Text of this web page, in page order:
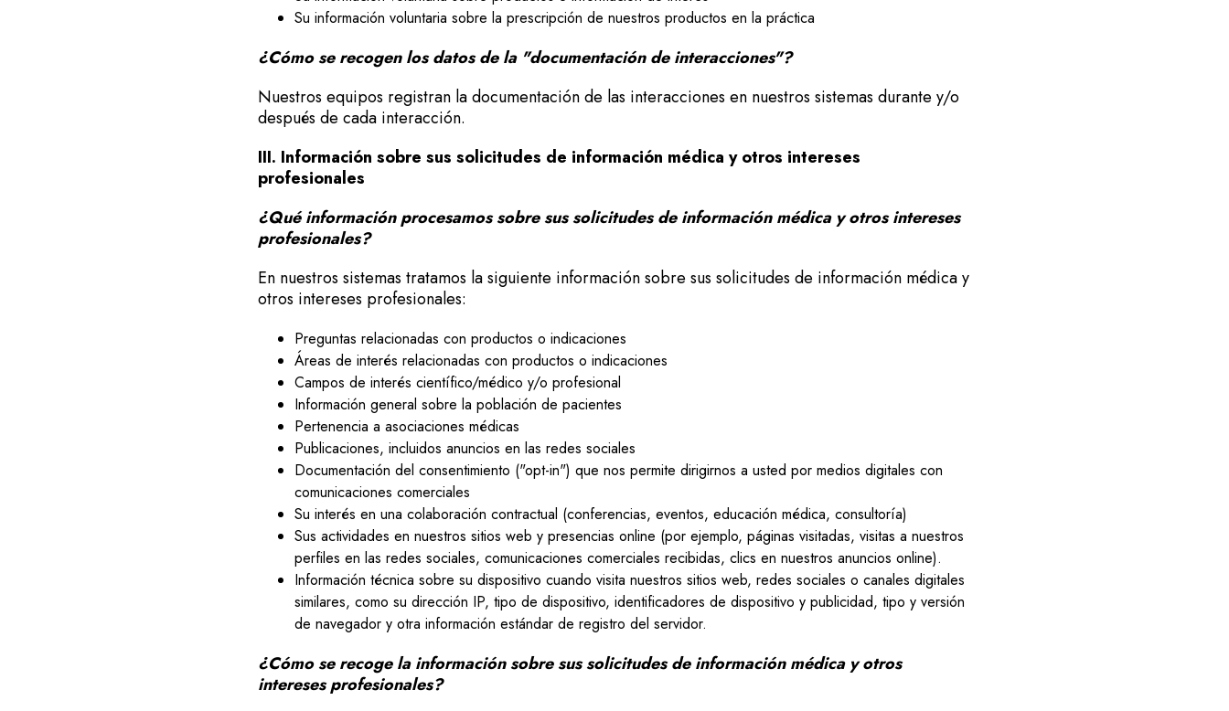
Su información voluntaria sobre la prescripción de nuestros productos en la práctica
¿Cómo se recogen los datos de la "documentación de interacciones"?
Nuestros equipos registran la documentación de las interacciones en nuestros sistemas durante y/o
después de cada interacción.
III. Información sobre sus solicitudes de información médica y otros intereses
profesionales
¿Qué información procesamos sobre sus solicitudes de información médica y otros intereses
profesionales?
En nuestros sistemas tratamos la siguiente información sobre sus solicitudes de información médica y
otros intereses profesionales:
Preguntas relacionadas con productos o indicaciones
Áreas de interés relacionadas con productos o indicaciones
Campos de interés científico/médico y/o profesional
Información general sobre la población de pacientes
Pertenencia a asociaciones médicas
Publicaciones, incluidos anuncios en las redes sociales
Documentación del consentimiento ("opt-in") que nos permite dirigirnos a usted por medios digitales con
comunicaciones comerciales
Su interés en una colaboración contractual (conferencias, eventos, educación médica, consultoría)
Sus actividades en nuestros sitios web y presencias online (por ejemplo, páginas visitadas, visitas a nuestros
perfiles en las redes sociales, comunicaciones comerciales recibidas, clics en nuestros anuncios online).
Información técnica sobre su dispositivo cuando visita nuestros sitios web, redes sociales o canales digitales
similares, como su dirección IP, tipo de dispositivo, identificadores de dispositivo y publicidad, tipo y versión
de navegador y otra información estándar de registro del servidor.
¿Cómo se recoge la información sobre sus solicitudes de información médica y otros
intereses profesionales?